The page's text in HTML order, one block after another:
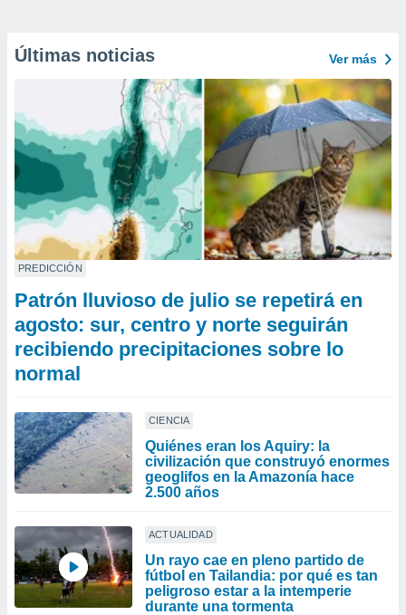
Últimas noticias Ver más
PREDICCIÓN
Patrón lluvioso de julio se repetirá en
agosto: sur, centro y norte seguirán
recibiendo precipitaciones sobre lo
normal
CIENCIA
Quiénes eran los Aquiry: la
civilización que construyó enormes
geoglifos en la Amazonía hace
2.500 años
ACTUALIDAD
Un rayo cae en pleno partido de
fútbol en Tailandia: por qué es tan
peligroso estar a la intemperie
durante una tormenta